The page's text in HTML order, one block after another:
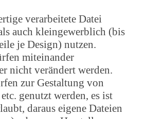
verarbeitete Datei
auch kleingewerblich (bis
je Design) nutzen.
miteinander
nicht verändert werden.
zur Gestaltung von
genutzt werden, es ist
daraus eigene Dateien